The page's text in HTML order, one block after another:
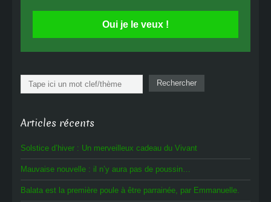
Oui je le veux !
Rechercher Rechercher
Articles récents
Solstice d’hiver : Un merveilleux cadeau du Vivant
Mauvaise nouvelle : il n’y aura pas de poussin…
Balata est la première poule à être parrainée, par Emmanuelle.